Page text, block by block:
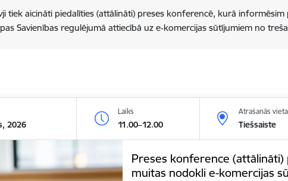
tiek aicināti piedalīties (attālināti) preses konferencē, kurā
Savienības regulējumā attiecībā uz e‑komercijas sūtījumiem no
2026
Laiks
11.00–12.00
Atrašanās vieta
Tiešsaiste
Preses konference (attālināti)
muitas nodokli e-komercijas